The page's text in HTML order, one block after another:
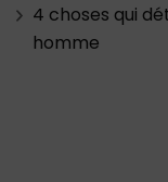
4 choses qui
homme